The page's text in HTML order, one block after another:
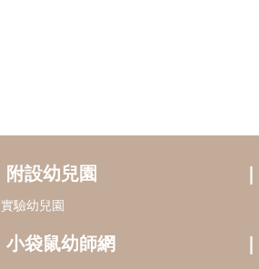
附設幼兒園
實驗幼兒園
小袋鼠幼師網